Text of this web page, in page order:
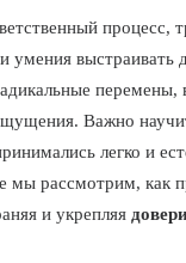
процесс,
умения выстраивать
перемены,
Важно
легко и
мы рассмотрим, как
и укрепляя